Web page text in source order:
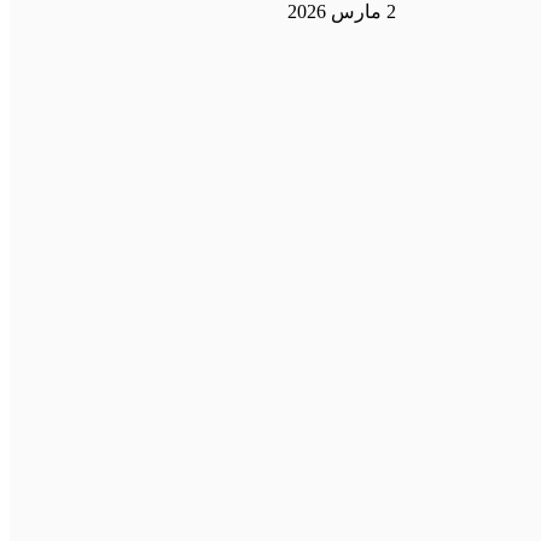
2 مارس 2026